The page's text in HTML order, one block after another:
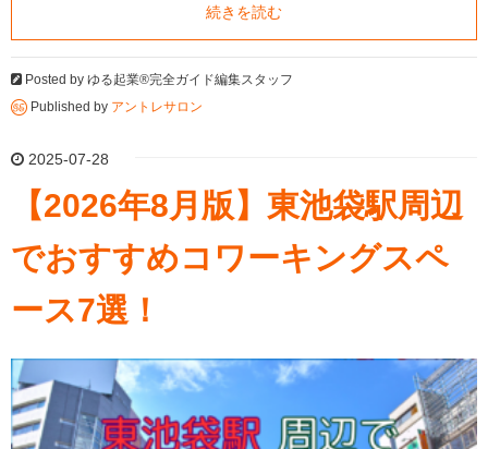
続きを読む
Posted by ゆる起業®完全ガイド編集スタッフ
Published by アントレサロン
2025-07-28
【2026年8月版】東池袋駅周辺
でおすすめコワーキングスペ
ース7選！